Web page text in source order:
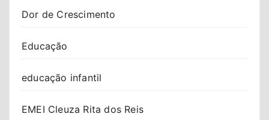
Dor de Crescimento
Educação
educação infantil
EMEI Cleuza Rita dos Reis